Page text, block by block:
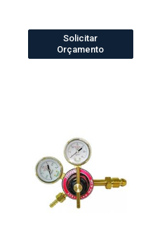
Solicitar
Orçamento